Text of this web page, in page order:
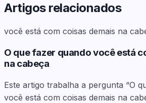
Artigos relacionados
você está com coisas demais na
O que fazer quando você está
na cabeça
Este artigo trabalha a pergunta “O
você está com coisas demais na